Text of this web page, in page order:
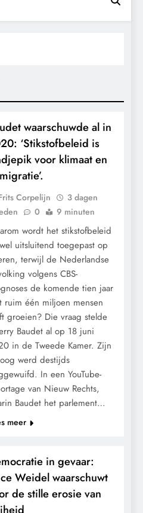
waarschuwde al in
‘Stikstofbeleid is
voor klimaat en
Corpelijn
3 dagen
0 9 minuten
wordt het stikstofbeleid
uitsluitend toegepast op
terwijl de Nederlandse
volgens CBS-
de komende tien jaar
ruim één miljoen mensen
groeien? Die vraag stelde
Baudet al op 18 juni
in de Tweede Kamer. Zijn
werd destijds
In een YouTube-
van Nieuw Rechts,
Baudet het parlement…
meer
in gevaar:
Weidel waarschuwt
de stille erosie van